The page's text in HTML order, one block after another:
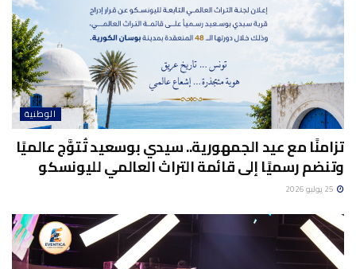
الوطنية
تزامنًا مع عيد الجمهورية.. سيدي بوسعيد تُتوَّج عالميًا
وتنضم رسميًا إلى قائمة التراث العالمي لليونسكو